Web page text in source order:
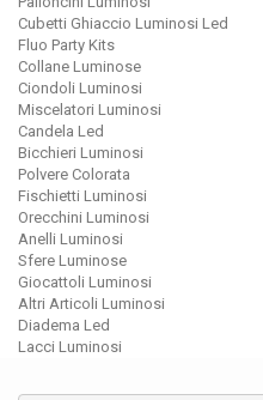
Cubetti Ghiaccio Luminosi Led
Fluo Party Kits
Collane Luminose
Ciondoli Luminosi
Miscelatori Luminosi
Candela Led
Bicchieri Luminosi
Polvere Colorata
Fischietti Luminosi
Orecchini Luminosi
Anelli Luminosi
Sfere Luminose
Giocattoli Luminosi
Altri Articoli Luminosi
Diadema Led
Lacci Luminosi